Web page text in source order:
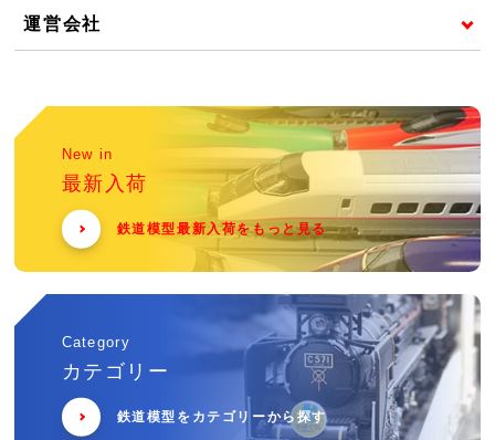
運営会社
New in
最新入荷
鉄道模型最新入荷をもっと見る
Category
カテゴリー
鉄道模型をカテゴリーから探す